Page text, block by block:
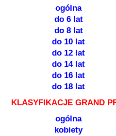
ogólna
do 6 lat
do 8 lat
do 10 lat
do 12 lat
do 14 lat
do 16 lat
do 18 lat
KLASYFIKACJE GRAND
ogólna
kobiety